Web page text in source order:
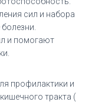
сил и набора
и помогают
профилактики и
тракта (